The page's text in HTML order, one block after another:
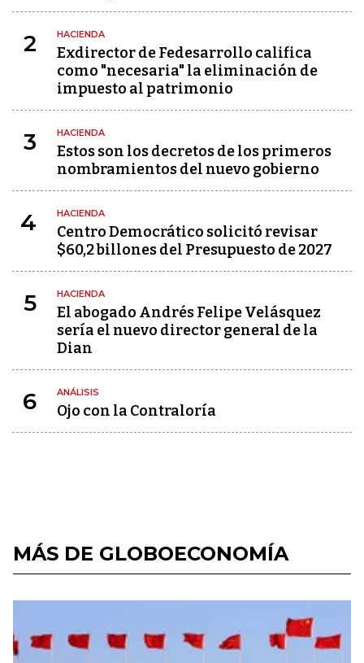
2 HACIENDA
Exdirector de Fedesarrollo califica
como "necesaria" la eliminación de
impuesto al patrimonio
3 HACIENDA
Estos son los decretos de los primeros
nombramientos del nuevo gobierno
4 HACIENDA
Centro Democrático solicitó revisar
$60,2 billones del Presupuesto de 2027
5 HACIENDA
El abogado Andrés Felipe Velásquez
sería el nuevo director general de la
Dian
6 ANÁLISIS
Ojo con la Contraloría
MÁS DE GLOBOECONOMÍA